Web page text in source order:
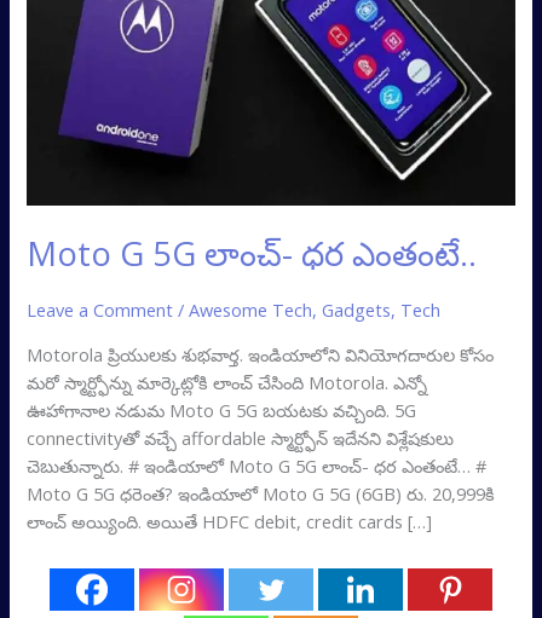
Moto G 5G లాంచ్- ధర ఎంతంటే..
Leave a Comment /Awesome Tech,Gadgets, Tech
Motorola ప్రియులకు శుభవార్త. ఇండియాలోని వినియోగదారుల కోసం
మరో స్మార్ట్ఫోన్ను మార్కెట్లోకి లాంచ్ చేసింది Motorola. ఎన్నో
ఊహాగానాల నడుమ Moto G 5G బయటకు వచ్చింది. 5G
connectivityతో వచ్చే affordable స్మార్ట్ఫోన్ ఇదేనని విశ్లేషకులు
చెబుతున్నారు. # ఇండియాలో Moto G 5G లాంచ్- ధర ఎంతంటే… #
Moto G 5G ధరెంత? ఇండియాలో Moto G 5G (6GB) రు. 20,999కి
లాంచ్ అయ్యింది. అయితే HDFC debit, credit cards […]
ఎంతంటే..